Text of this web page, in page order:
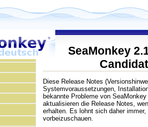
SeaMonkey
Diese Release Notes
Systemvoraussetzungen,
bekannte Probleme von
aktualisieren die Release Notes,
erhalten. Es lohnt sich daher
vorbeizuschauen.